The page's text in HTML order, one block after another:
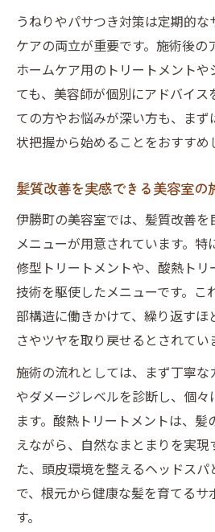
うねりやパサつき対策は定期的
ケアの両立が重要です。施術後の
ホームケア用のトリートメント
ても、美容師が個別にアドバイス
ての方やお悩みが深い方も、ま
状把握から始めることをおすすめ
髪質改善を実感できる美容室の
伊勝町の美容室では、髪質改善
メニューが用意されています。特
修型トリートメントや、酸熱ト
技術を駆使したメニューです。こ
部構造に働きかけて、繰り返す
さやツヤを取り戻せるとされてい
施術の流れとしては、まず丁寧
やダメージレベルを診断し、個々
ます。酸熱トリートメントは、
えながら、自然なまとまりを実現
た、頭皮環境を整えるヘッドスパ
で、根元から健康な髪を育てるサ
す。